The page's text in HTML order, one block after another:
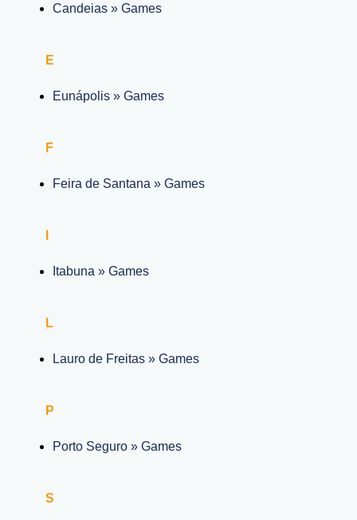
Candeias » Games
E
Eunápolis » Games
F
Feira de Santana » Games
Itabuna » Games
L
Lauro de Freitas » Games
P
Porto Seguro » Games
S